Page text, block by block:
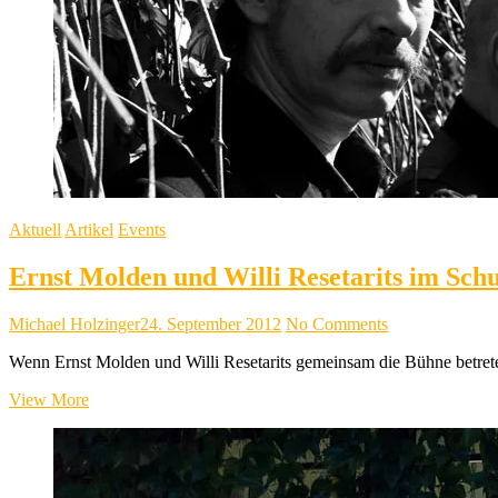
Aktuell Artikel Events
Ernst Molden und Willi Resetarits im
Michael Holzinger24. September 2012 No Comments
Wenn Ernst Molden und Willi Resetarits gemeinsam die Bühne
View MoreErnst
Resetarits